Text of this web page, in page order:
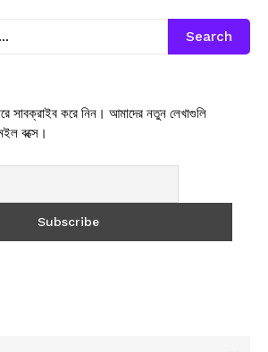
Search
সাবক্রাইব করে নিন। আমাদের নতুন লেখাগুলি
বক্সে।